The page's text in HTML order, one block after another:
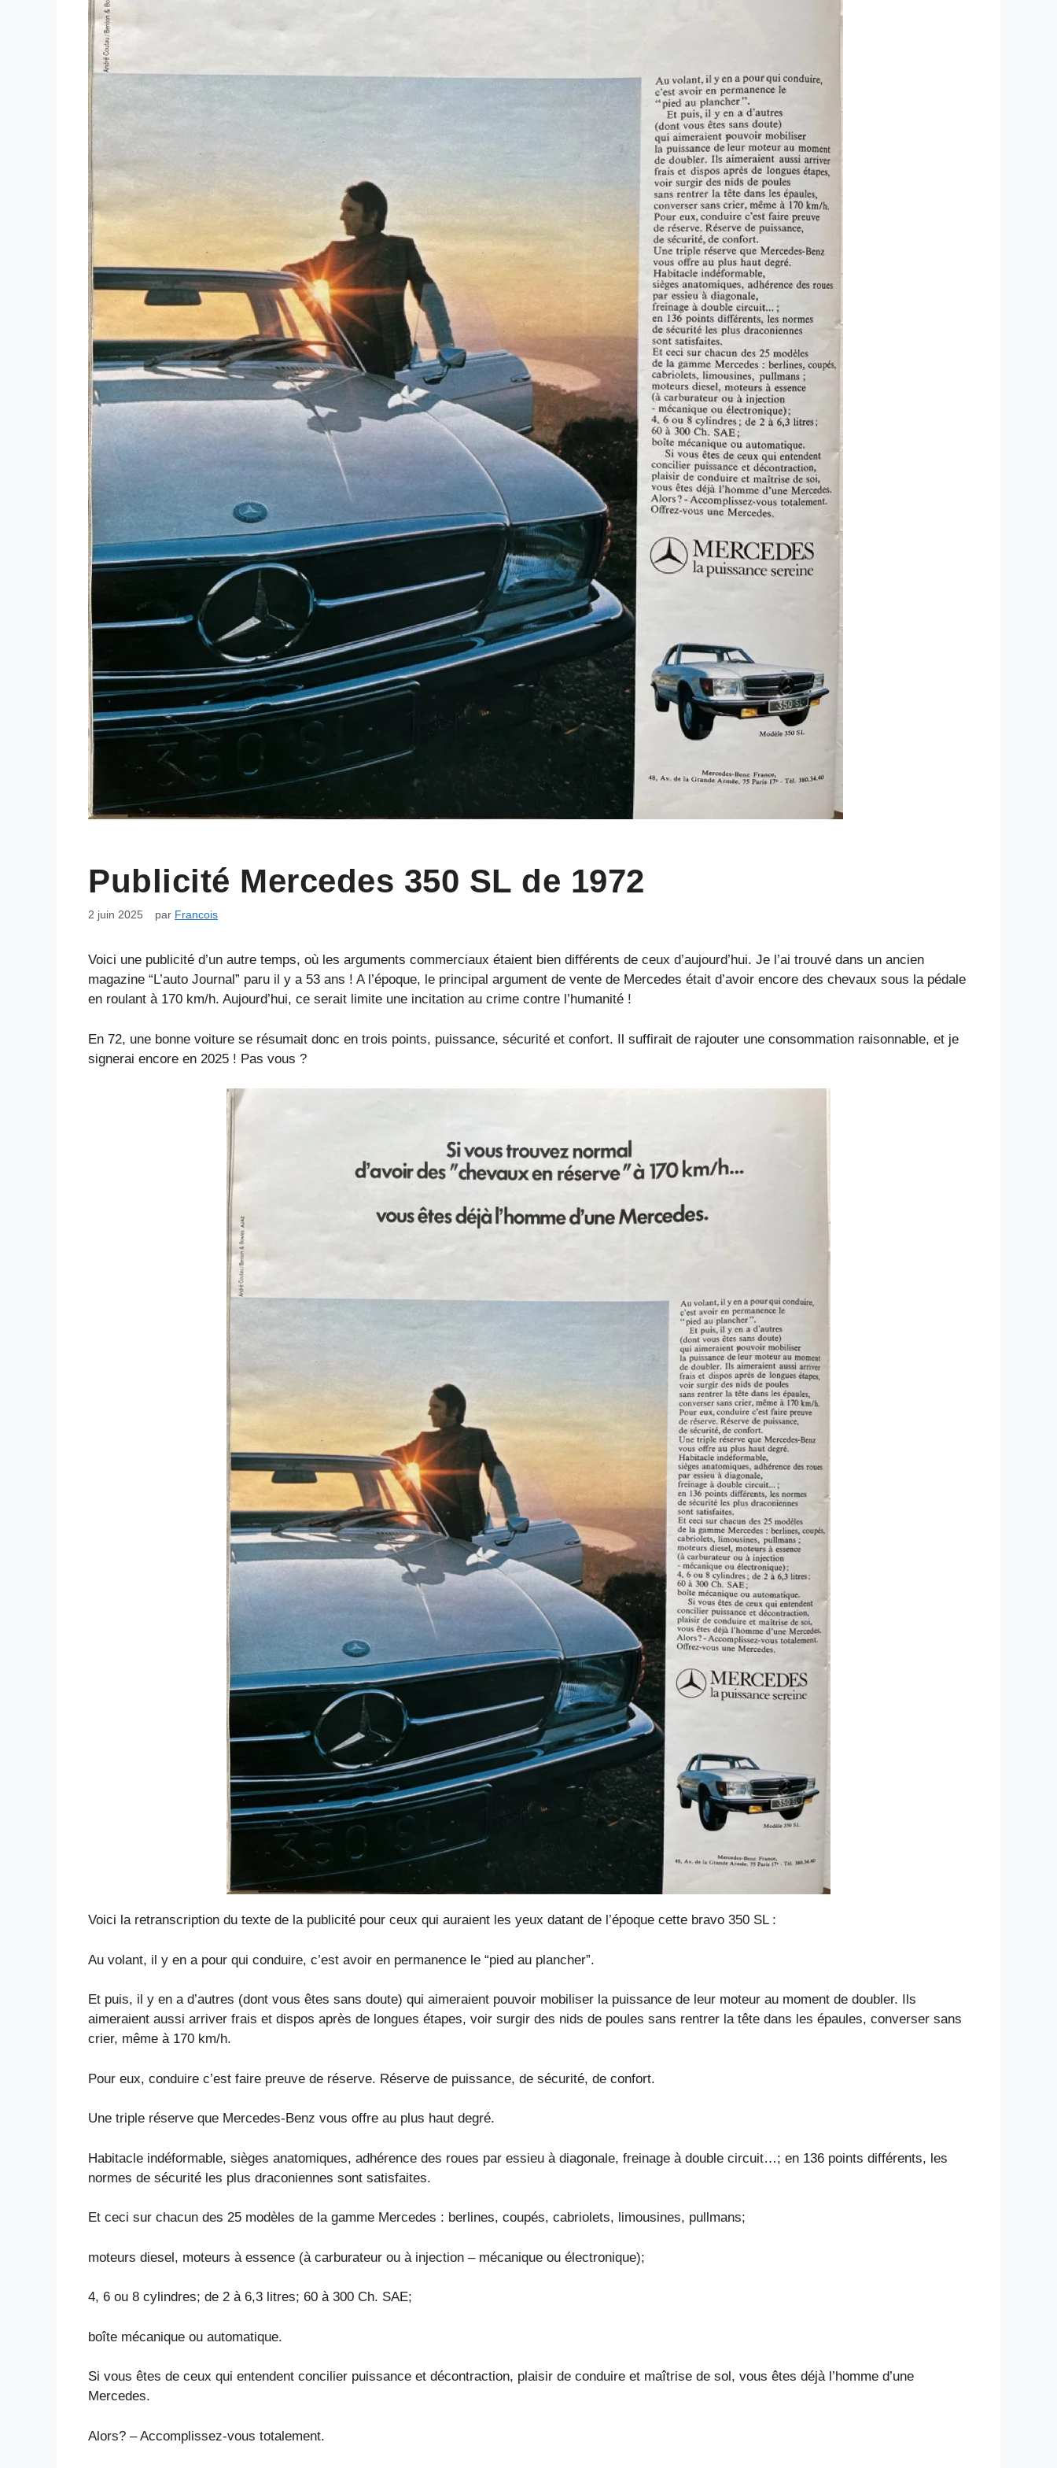
Publicité Mercedes 350 SL de 1972
2 juin 2025 par Francois
Voici une publicité d’un autre temps, où les arguments commerciaux étaient bien différents de ceux d’aujourd’hui. Je l’ai trouvé dans un ancien
magazine “L’auto Journal” paru il y a 53 ans ! A l’époque, le principal argument de vente de Mercedes était d’avoir encore des chevaux sous la pédale
en roulant à 170 km/h. Aujourd’hui, ce serait limite une incitation au crime contre l’humanité !
En 72, une bonne voiture se résumait donc en trois points, puissance, sécurité et confort. Il suffirait de rajouter une consommation raisonnable, et je
signerai encore en 2025 ! Pas vous ?
Voici la retranscription du texte de la publicité pour ceux qui auraient les yeux datant de l’époque cette bravo 350 SL :
Au volant, il y en a pour qui conduire, c’est avoir en permanence le “pied au plancher”.
Et puis, il y en a d’autres (dont vous êtes sans doute) qui aimeraient pouvoir mobiliser la puissance de leur moteur au moment de doubler. Ils
aimeraient aussi arriver frais et dispos après de longues étapes, voir surgir des nids de poules sans rentrer la tête dans les épaules, converser sans
crier, même à 170 km/h.
Pour eux, conduire c’est faire preuve de réserve. Réserve de puissance, de sécurité, de confort.
Une triple réserve que Mercedes-Benz vous offre au plus haut degré.
Habitacle indéformable, sièges anatomiques, adhérence des roues par essieu à diagonale, freinage à double circuit…; en 136 points différents, les
normes de sécurité les plus draconiennes sont satisfaites.
Et ceci sur chacun des 25 modèles de la gamme Mercedes : berlines, coupés, cabriolets, limousines, pullmans;
moteurs diesel, moteurs à essence (à carburateur ou à injection – mécanique ou électronique);
4, 6 ou 8 cylindres; de 2 à 6,3 litres; 60 à 300 Ch. SAE;
boîte mécanique ou automatique.
Si vous êtes de ceux qui entendent concilier puissance et décontraction, plaisir de conduire et maîtrise de sol, vous êtes déjà l’homme d’une
Mercedes.
Alors? – Accomplissez-vous totalement.